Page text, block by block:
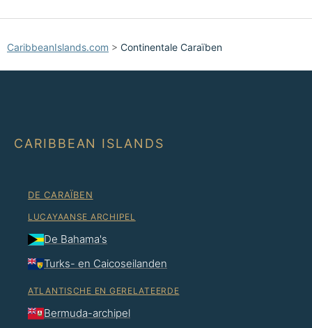
CaribbeanIslands.com > Continentale Caraïben
CARIBBEAN ISLANDS
DE CARAÏBEN
LUCAYAANSE ARCHIPEL
De Bahama's
Turks- en Caicoseilanden
ATLANTISCHE EN GERELATEERDE
Bermuda-archipel